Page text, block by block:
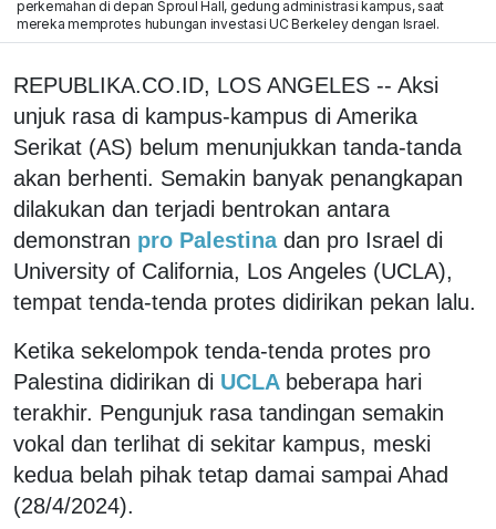
perkemahan di depan Sproul Hall, gedung administrasi kampus, saat
mereka memprotes hubungan investasi UC Berkeley dengan Israel.
REPUBLIKA.CO.ID, LOS ANGELES -- Aksi
unjuk rasa di kampus-kampus di Amerika
Serikat (AS) belum menunjukkan tanda-tanda
akan berhenti. Semakin banyak penangkapan
dilakukan dan terjadi bentrokan antara
demonstran pro Palestina dan pro Israel di
University of California, Los Angeles (UCLA),
tempat tenda-tenda protes didirikan pekan lalu.
Ketika sekelompok tenda-tenda protes pro
Palestina didirikan di UCLA beberapa hari
terakhir. Pengunjuk rasa tandingan semakin
vokal dan terlihat di sekitar kampus, meski
kedua belah pihak tetap damai sampai Ahad
(28/4/2024).